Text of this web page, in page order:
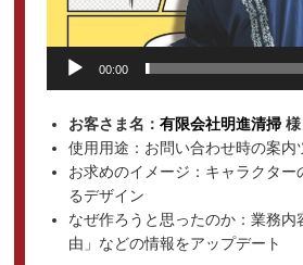
00:00
お客さま名：有限会社明進清掃 様
使用用途：お問い合わせ時の案内
お求めのイメージ：キャラクター
るデザイン
なぜ作ろうと思ったのか：業務内
由」などの情報をアップデート